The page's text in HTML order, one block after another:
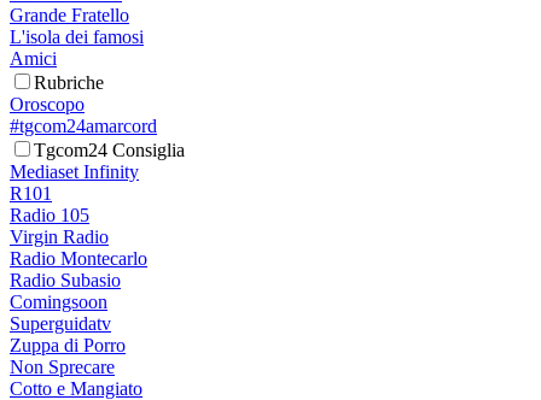
Grande Fratello
L'isola dei famosi
Amici
Rubriche
Oroscopo
#tgcom24amarcord
Tgcom24 Consiglia
Mediaset Infinity
R101
Radio 105
Virgin Radio
Radio Montecarlo
Radio Subasio
Comingsoon
Superguidatv
Zuppa di Porro
Non Sprecare
Cotto e Mangiato